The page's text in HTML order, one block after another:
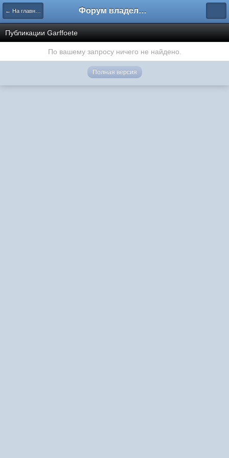
← На главную Форум владельцев интернет-магазинов
Публикации Garffoete
По вашему запросу ничего не найдено.
Полная версия